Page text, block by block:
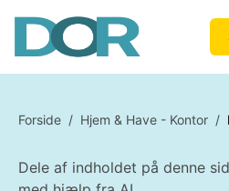
Forside / Hjem & Have - Kontor /
Dele af indholdet på denne